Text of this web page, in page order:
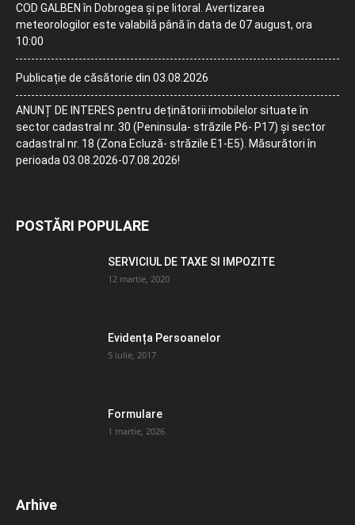
COD GALBEN în Dobrogea și pe litoral. Avertizarea
meteorologilor este valabilă până în data de 07 august, ora
10:00
Publicație de căsătorie din 03.08.2026
ANUNȚ DE INTERES pentru deținătorii imobilelor situate în
sector cadastral nr. 30 (Peninsula- străzile P6- P17) și sector
cadastral nr. 18 (Zona Ecluză- străzile E1-E5). Măsurători în
perioada 03.08.2026-07.08.2026!
POSTĂRI POPULARE
SERVICIUL DE TAXE SI IMPOZITE
12 martie, 2020
Evidența Persoanelor
5 iulie, 2017
Formulare
1 martie, 2026
Arhive